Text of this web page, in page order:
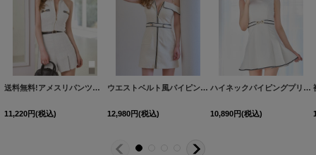
送料無料!アメスリパンツセットアップミニドレス/キャバドレス【S-Mサイズ/2カラー】[OF01]【SB】dzjgAG
11,220円(税込)
ウエストベルト風パイピングキャミミニドレス/キャバドレス【XS-Lサイズ/1カラー】[OF03]【YN】dzwfAG
12,980円(税込)
ハイネックパイピングプリーツミニドレス/キャバドレス【XS-Mサイズ/1カラー】[OF01]【SB】dzmuIA
10,890円(税込)